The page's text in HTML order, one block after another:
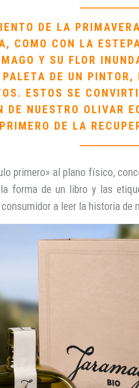
DE LA
COMO CON LA
Y SU FLOR
DE UN PINTOR,
ESTOS SE
DE NUESTRO OLIVAR
DE LA
primero» al plano físico,
forma de un libro y las
a leer la historia de